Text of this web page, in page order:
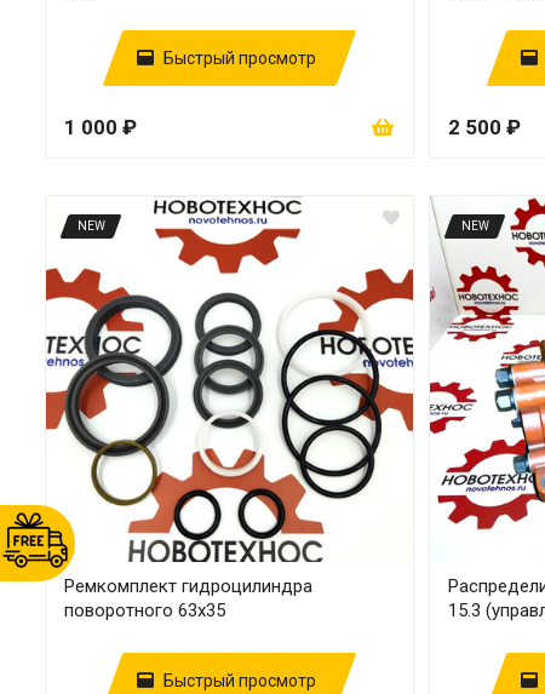
Быстрый просмотр
1 000 ₽ 2 500 ₽
NEW
Ремкомплект гидроцилиндра
поворотного 63х35
Быстрый просмотр
NEW
15.3